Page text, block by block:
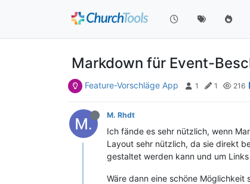
Markdown für Event-
Feature-Vorschläge App 1 1 216
M. Rhdt
Ich fände es sehr nützlich, wenn
Layout sehr nützlich, da sie direkt
gestaltet werden kann und um
Wäre dann eine schöne